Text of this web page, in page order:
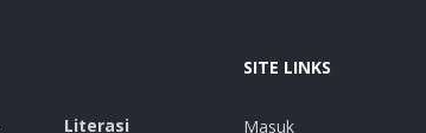
Literasi
SITE LINKS
Masuk